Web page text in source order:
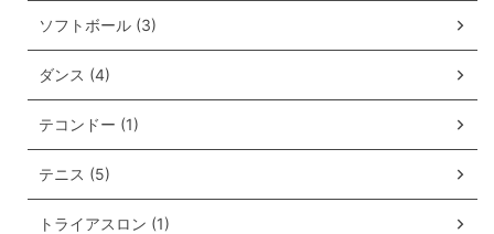
ソフトボール (3)
ダンス (4)
テコンドー (1)
テニス (5)
トライアスロン (1)